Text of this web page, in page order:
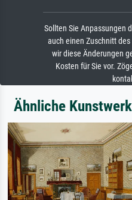
Sollten Sie Anpassungen
auch einen Zuschnitt
wir diese Änderungen
Kosten für Sie vor.
Ähnliche